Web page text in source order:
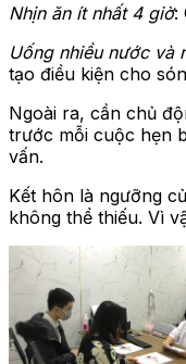
Nhịn ăn ít nhất 4 giờ:
Uống nhiều nước và
tạo điều kiện cho
Ngoài ra, cần chủ
trước mỗi cuộc hẹn
vấn.
Kết hôn là ngưỡng
không thể thiếu. Vì